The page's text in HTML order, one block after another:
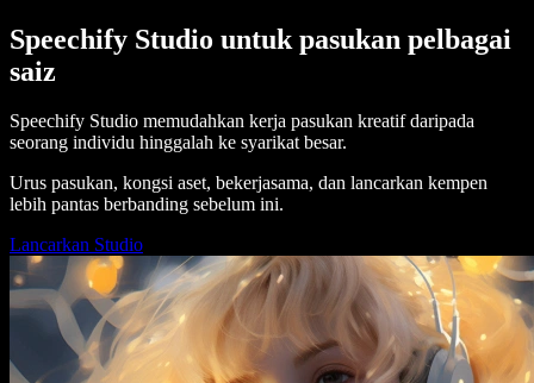
Speechify Studio untuk pasukan pelbagai
saiz
Speechify Studio memudahkan kerja pasukan kreatif daripada
seorang individu hinggalah ke syarikat besar.
Urus pasukan, kongsi aset, bekerjasama, dan lancarkan kempen
lebih pantas berbanding sebelum ini.
Lancarkan Studio